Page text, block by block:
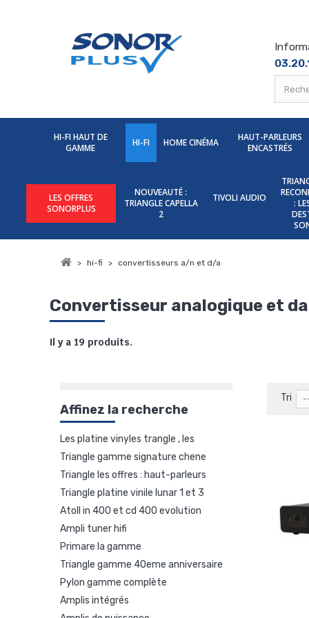
HI-FI HAUT DE
GAMME
HI-FI HOME CINÉMA
HAUT-PARLEURS
ENCASTRÉS
LES OFFRES
SONORPLUS
NOUVEAUTÉ :
TRIANGLE CAPELLA
2
TIVOLI AUDIO
:
> hi-fi > convertisseurs a/n et d/a
Convertisseur analogique et
Il y a 19 produits.
Tri
Affinez la recherche
les platine vinyles trangle , les
promos à saisir
triangle gamme signature chene
dore
triangle les offres : haut-parleurs
encastrés et d'extérieur
triangle platine vinile lunar 1 et 3
atoll in 400 et cd 400 evolution
nouveautes
ampli tuner hifi
primare la gamme
triangle gamme 40eme anniversaire
pylon gamme complète
amplis intégrés